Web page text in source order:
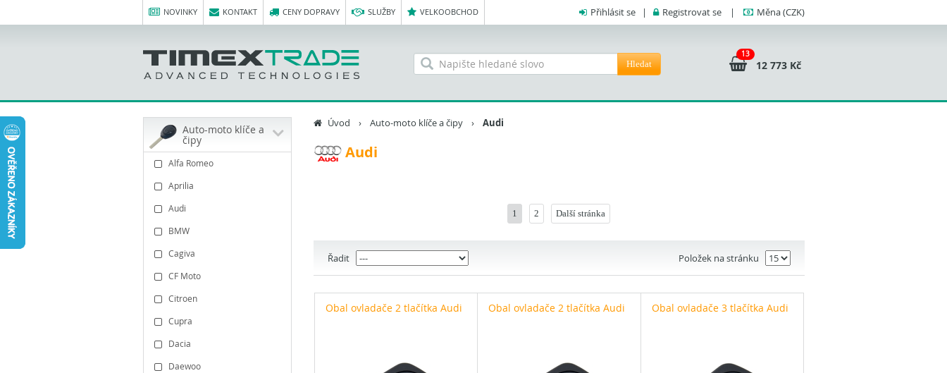
NOVINKY KONTAKT CENY DOPRAVY SLUŽBY VELKOOBCHOD Přihlásit se | Registrovat se | Měna(CZK)
13
12 773 Kč
Hledat
Auto-moto klíče a
čipy
Alfa Romeo
Aprilia
Audi
BMW
Cagiva
CF Moto
Citroen
Cupra
Dacia
Daewoo
Úvod › Auto-moto klíče a čipy› Audi
Audi
1 2 Další stránka
Řadit Položek na stránku
Obal ovladače 2 tlačítka Audi Obal ovladače 2 tlačítka Audi Obal ovladače 3 tlačítka Audi